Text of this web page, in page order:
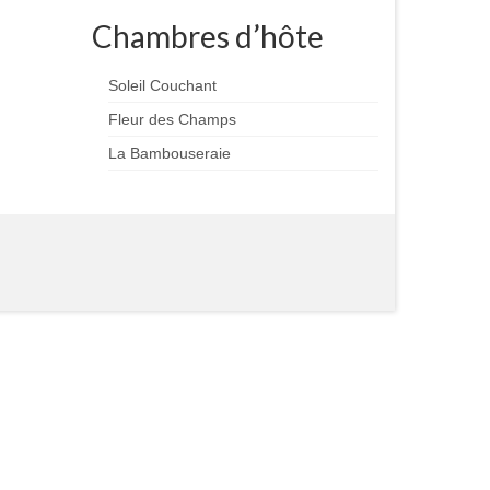
Chambres d’hôte
Soleil Couchant
Fleur des Champs
La Bambouseraie